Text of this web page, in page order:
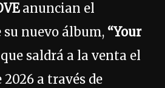
anuncian el
nuevo álbum, “Your
que saldrá a la venta el
2026 a través de